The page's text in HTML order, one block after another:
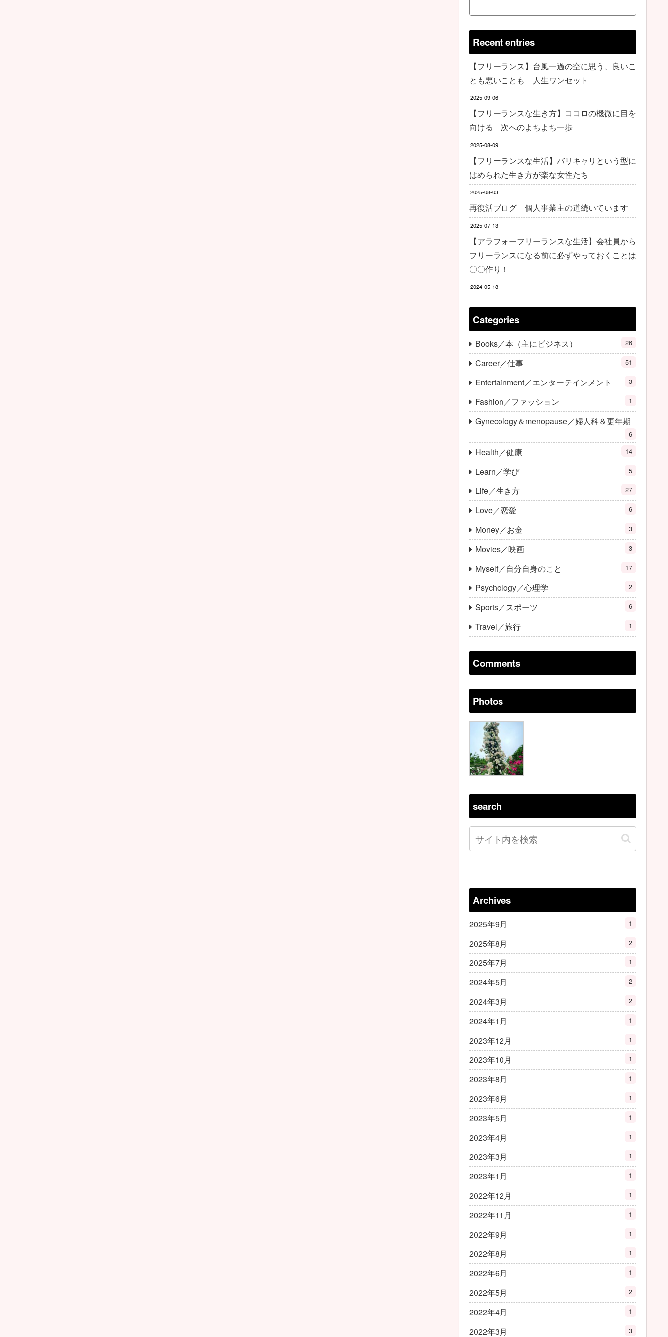
Recent entries
【フリーランス】台風一過の空に思う、良いこ
とも悪いことも 人生ワンセット
2025-09-06
【フリーランスな生き方】ココロの機微に目を
向ける 次へのよちよち一歩
2025-08-09
【フリーランスな生活】バリキャリという型に
はめられた生き方が楽な女性たち
2025-08-03
再復活ブログ 個人事業主の道続いています
2025-07-13
【アラフォーフリーランスな生活】会社員から
フリーランスになる前に必ずやっておくことは
〇〇作り！
2024-05-18
Categories
Books／本（主にビジネス） 26
Career／仕事 51
Entertainment／エンターテインメント 3
Fashion／ファッション 1
Gynecology＆menopause／婦人科＆更年期
6
Health／健康 14
Learn／学び 5
Life／生き方 27
Love／恋愛 6
Money／お金 3
Movies／映画 3
Myself／自分自身のこと 17
Psychology／心理学 2
Sports／スポーツ 6
Travel／旅行 1
Comments
Photos
search
Archives
2025年9月 1
2025年8月 2
2025年7月 1
2024年5月 2
2024年3月 2
2024年1月 1
2023年12月 1
2023年10月 1
2023年8月 1
2023年6月 1
2023年5月 1
2023年4月 1
2023年3月 1
2023年1月 1
2022年12月 1
2022年11月 1
2022年9月 1
2022年8月 1
2022年6月 1
2022年5月 2
2022年4月 1
2022年3月 3